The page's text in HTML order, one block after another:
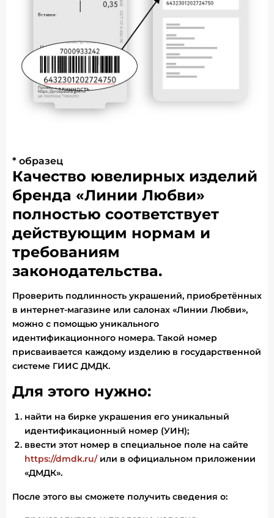
* образец
Качество ювелирных изделий
бренда «Линии Любви»
полностью соответствует
действующим нормам и
требованиям
законодательства.
Проверить подлинность украшений, приобретённых
в интернет-магазине или салонах «Линии Любви»,
можно с помощью уникального
идентификационного номера. Такой номер
присваивается каждому изделию в государственной
системе ГИИС ДМДК.
Для этого нужно:
найти на бирке украшения его уникальный
идентификационный номер (УИН);
ввести этот номер в специальное поле на сайте
https://dmdk.ru/или в официальном приложении
«ДМДК».
После этого вы сможете получить сведения о: